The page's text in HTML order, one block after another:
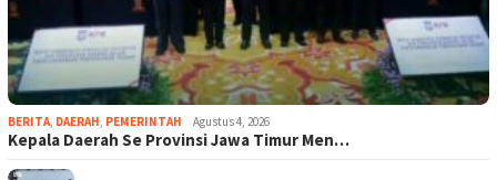
BERITA, DAERAH, PEMERINTAH Agustus 4, 2026
Kepala Daerah Se Provinsi Jawa Timur Men…